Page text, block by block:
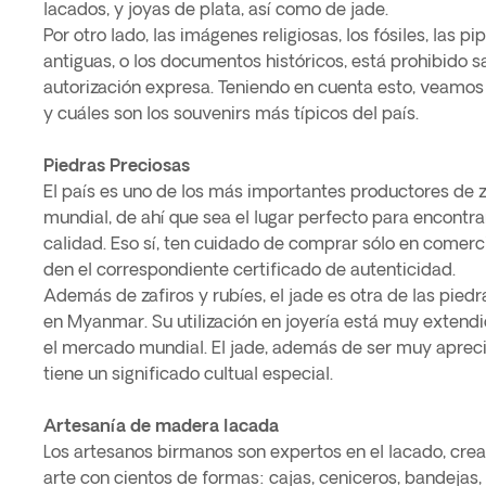
lacados, y joyas de plata, así como de jade.
Por otro lado, las imágenes religiosas, los fósiles, las
antiguas, o los documentos históricos, está prohibido
autorización expresa. Teniendo en cuenta esto,
y cuáles son los souvenirs más típicos del país.
Piedras Preciosas
El país es uno de los más importantes productores de
mundial, de ahí que sea el lugar perfecto para
calidad. Eso sí, ten cuidado de comprar sólo en
den el correspondiente certificado de autenticidad.
Además de zafiros y rubíes, el jade es otra de las
en Myanmar. Su utilización en joyería está muy
el mercado mundial. El jade, además de ser muy
tiene un significado cultual especial.
Artesanía de madera lacada
Los artesanos birmanos son expertos en el lacado,
arte con cientos de formas: cajas, ceniceros,